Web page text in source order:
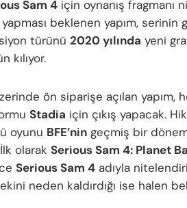
Sam 4 için oynanış fragmanı
yapması beklenen yapım, serinin
türünü 2020 yılında yeni
kılıyor.
ön siparişe açılan yapım,
Stadia için çıkış yapacak.
oyunu BFE’nin geçmiş bir
olarak Serious Sam 4: Planet
Serious Sam 4 adıyla
neden kaldırdığı ise halen